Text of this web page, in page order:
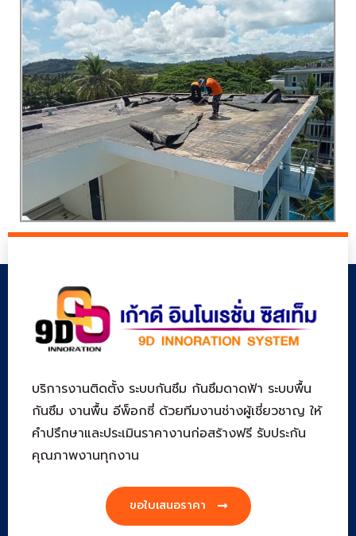
บริการงานติดตั้ง ระบบกันซึม กันซึมดาดฟ้า ระบบพื้น
กันซึม งานพื้น อีพ็อกซี่ ด้วยทีมงานช่างผู้เชี่ยวชาญ ให้
คำปรึกษาและประเมินราคางานก่อสร้างฟรี รับประกัน
คุณภาพงานทุกงาน
ขอใบเสนอราคา